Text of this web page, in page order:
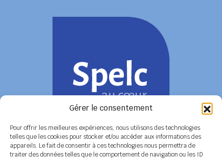
Gérer le consentement
Pour offrir les meilleures expériences, nous utilisons des technologies
telles que les cookies pour stocker et/ou accéder aux informations des
appareils. Le fait de consentir à ces technologies nous permettra de
traiter des données telles que le comportement de navigation ou les ID
COORDONNÉES